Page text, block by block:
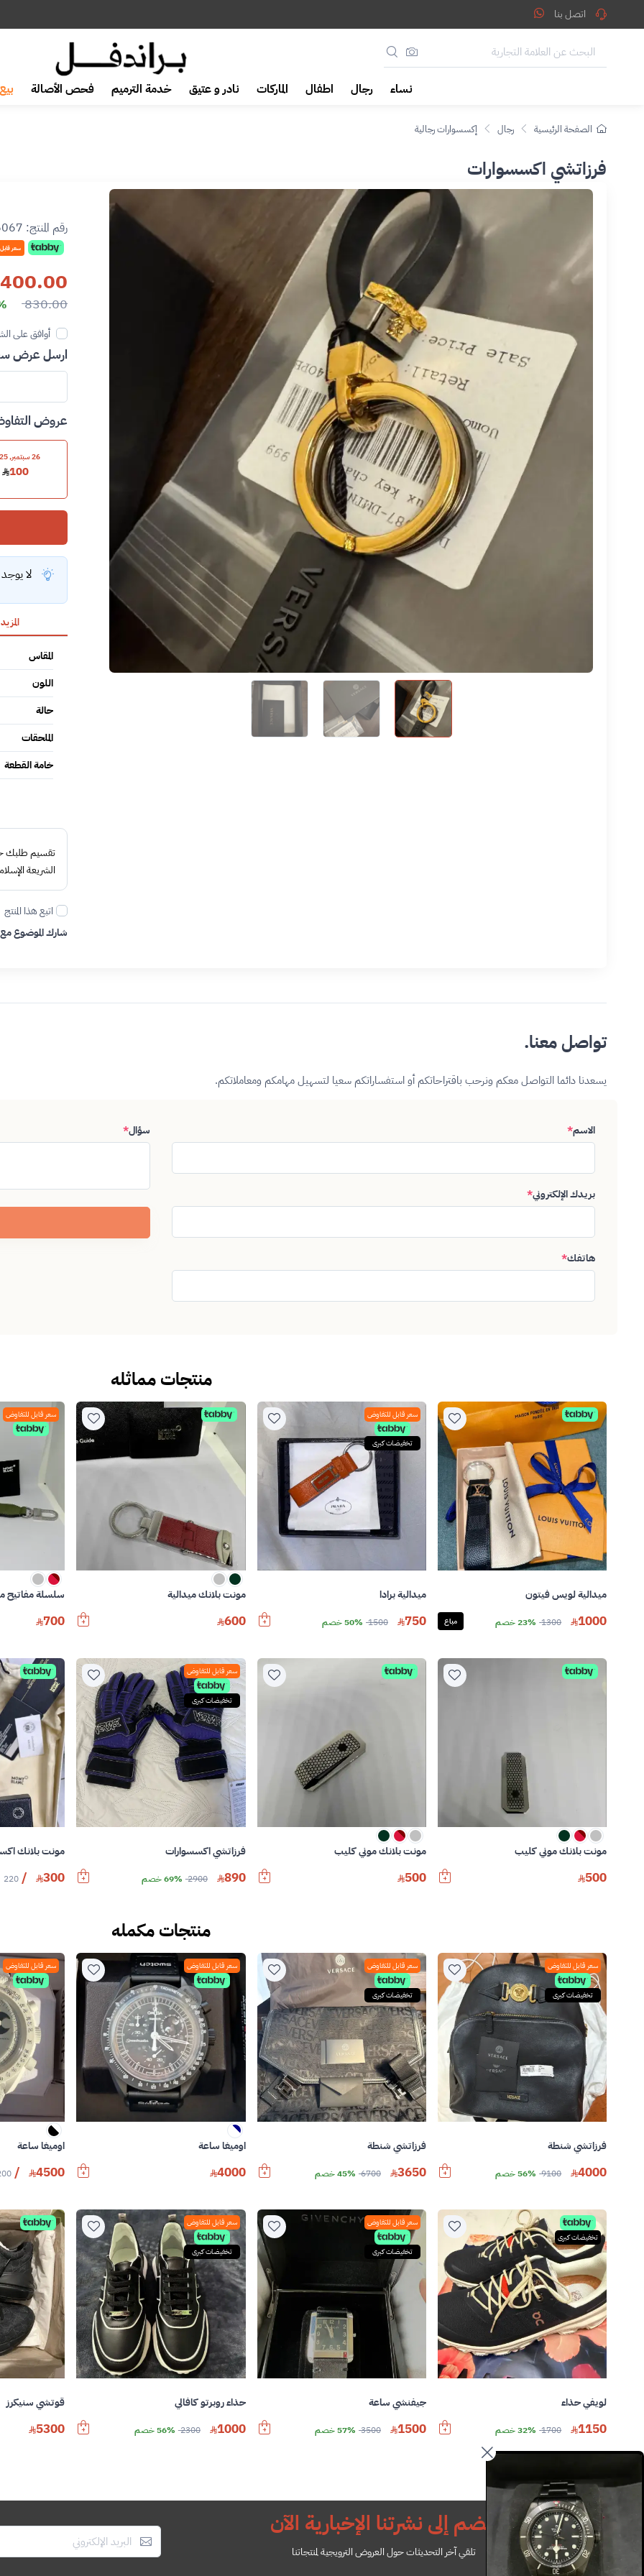
اتصل بنا
نساء رجال اطفال الماركات نادر و عتيق خدمة الترميم فحص الأصالة
الصفحة الرئيسية رجال إكسسوارات رجالية
فرزاتشي اكسسوارات
رقم المنتج:
سعر
400.00
830.00
أوافق على
ارسل عرض
عروض
26 سبتمبر, 2025
100
لا
المقاس
اللون
حالة
الملحقات
خامة القطعة
تقسيم طلبك حتى 4
الشريعة
اتبع هذا المنتج
شارك الموضوع
تواصل معنا.
يسعدنا دائما التواصل معكم ونرحب باقتراحاتكم أو استفساراتكم سعيا لتسهيل مهامكم ومعاملاتكم.
الاسم*
بريدك الإلكتروني*
هاتفك*
سؤال*
منتجات مماثله
ميدالية لويس فيتون
1000
1300 23% خصم مباع
سعر قابل للتفاوض
تخفيضات كبرى
ميدالية برادا
750
1500 50% خصم
مونت بلانك ميدالية
600
سعر قابل للتفاوض
سلسلة مفاتيح
700
مونت بلانك موني كليب
500
مونت بلانك موني كليب
500
سعر قابل للتفاوض
تخفيضات كبرى
فرزاتشي اكسسوارات
890
2900 69% خصم
مونت بلانك
300
/
220
منتجات مكمله
سعر قابل للتفاوض
تخفيضات كبرى
فرزاتشي شنطة
4000
9100 56% خصم
سعر قابل للتفاوض
تخفيضات كبرى
فرزاتشي شنطة
3650
6700 45% خصم
سعر قابل للتفاوض
اوميغا ساعة
4000
سعر قابل للتفاوض
اوميغا ساعة
4500
/
تخفيضات كبرى
لويفي حذاء
1150
1700 32% خصم
سعر قابل للتفاوض
تخفيضات كبرى
جيفنشي ساعة
1500
3500 57% خصم
سعر قابل للتفاوض
تخفيضات كبرى
حذاء روبرتو كافالي
1000
2300 56% خصم
قوتشي سنيكرز
5300
انضم إلى نشرتنا الإخبارية الآن
تلقي آخر التحديثات حول العروض الترويجية لمنتجاتنا